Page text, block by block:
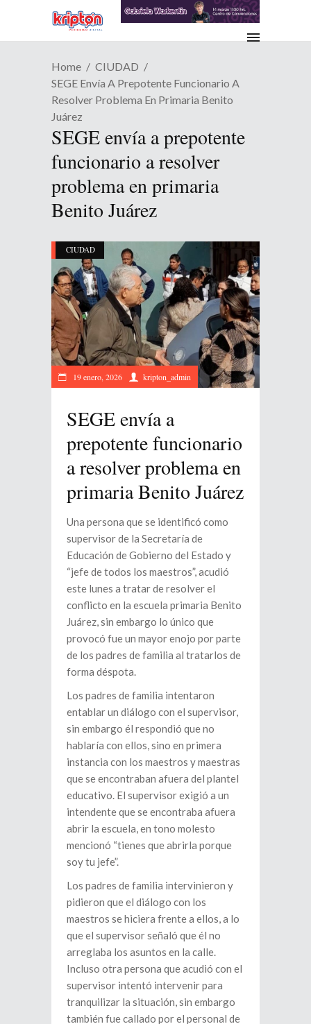
Home
CIUDAD
SEGE Envía A Prepotente Funcionario A
Resolver Problema En Primaria Benito
Juárez
SEGE envía a prepotente
funcionario a resolver
problema en primaria
Benito Juárez
CIUDAD
19 enero, 2026 kripton_admin
SEGE envía a
prepotente funcionario
a resolver problema en
primaria Benito Juárez
Una persona que se identificó como
supervisor de la Secretaría de
Educación de Gobierno del Estado y
“jefe de todos los maestros”, acudió
este lunes a tratar de resolver el
conflicto en la escuela primaria Benito
Juárez, sin embargo lo único que
provocó fue un mayor enojo por parte
de los padres de familia al tratarlos de
forma déspota.
Los padres de familia intentaron
entablar un diálogo con el supervisor,
sin embargo él respondió que no
hablaría con ellos, sino en primera
instancia con los maestros y maestras
que se encontraban afuera del plantel
educativo. El supervisor exigió a un
intendente que se encontraba afuera
abrir la escuela, en tono molesto
mencionó “tienes que abrirla porque
soy tu jefe”.
Los padres de familia intervinieron y
pidieron que el diálogo con los
maestros se hiciera frente a ellos, a lo
que el supervisor señaló que él no
arreglaba los asuntos en la calle.
Incluso otra persona que acudió con el
supervisor intentó intervenir para
tranquilizar la situación, sin embargo
también fue callado por el personal de